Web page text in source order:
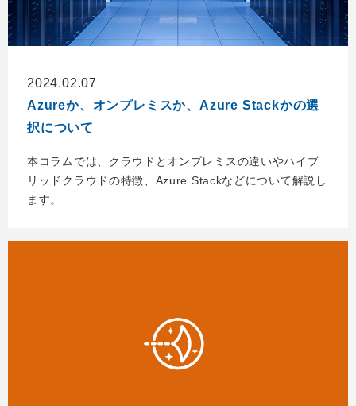
2024.02.07
Azureか、オンプレミスか、Azure Stackかの選
択について
本コラムでは、クラウドとオンプレミスの違いやハイブ
リッドクラウドの特徴、Azure Stackなどについて解説し
ます。